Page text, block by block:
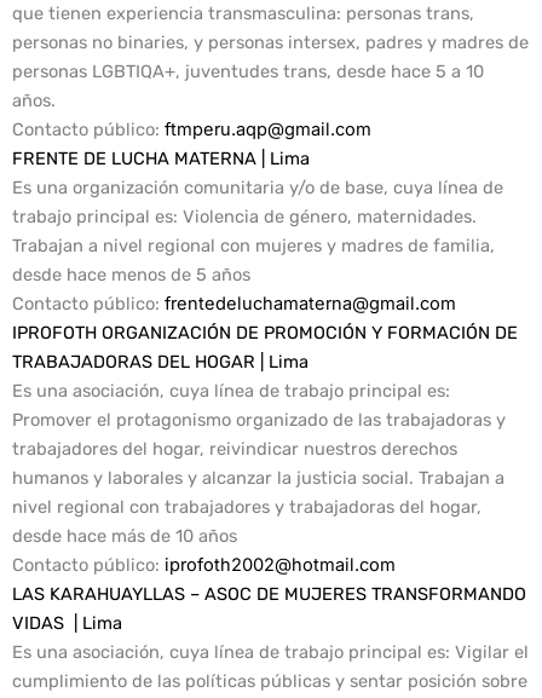
que tienen experiencia transmasculina: personas trans,
personas no binaries, y personas intersex, padres y madres de
personas LGBTIQA+, juventudes trans, desde hace 5 a 10
años.
Contacto público: ftmperu.aqp@gmail.com
FRENTE DE LUCHA MATERNA | Lima
Es una organización comunitaria y/o de base, cuya línea de
trabajo principal es: Violencia de género, maternidades.
Trabajan a nivel regional con mujeres y madres de familia,
desde hace menos de 5 años
Contacto público: frentedeluchamaterna@gmail.com
IPROFOTH ORGANIZACIÓN DE PROMOCIÓN Y FORMACIÓN DE
TRABAJADORAS DEL HOGAR | Lima
Es una asociación, cuya línea de trabajo principal es:
Promover el protagonismo organizado de las trabajadoras y
trabajadores del hogar, reivindicar nuestros derechos
humanos y laborales y alcanzar la justicia social. Trabajan a
nivel regional con trabajadores y trabajadoras del hogar,
desde hace más de 10 años
Contacto público: iprofoth2002@hotmail.com
LAS KARAHUAYLLAS – ASOC DE MUJERES TRANSFORMANDO
VIDAS | Lima
Es una asociación, cuya línea de trabajo principal es: Vigilar el
cumplimiento de las políticas públicas y sentar posición sobre